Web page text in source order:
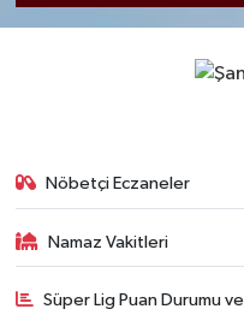
Nöbetçi Eczaneler
Namaz Vakitleri
Süper Lig Puan Durumu ve